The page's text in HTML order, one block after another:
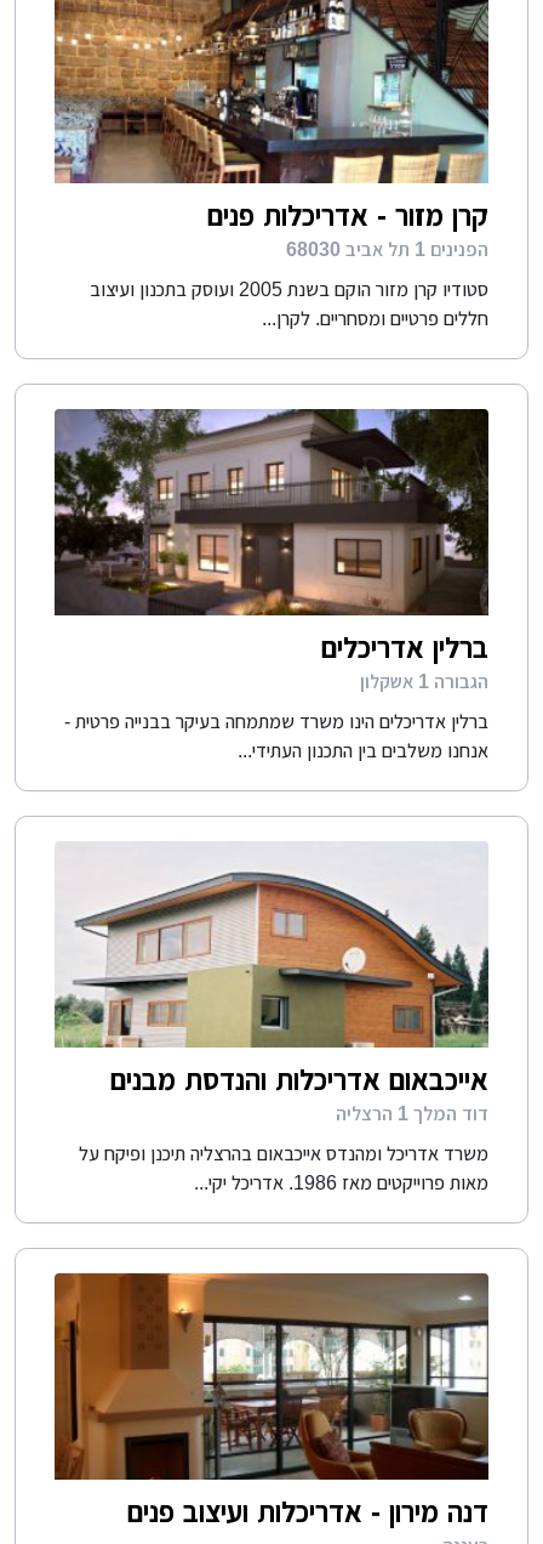
קרן מזור - אדריכלות פנים
הפנינים 1 תל אביב 68030
סטודיו קרן מזור הוקם בשנת 2005 ועוסק בתכנון ועיצוב
חללים פרטיים ומסחריים. לקרן...
ברלין אדריכלים
הגבורה 1 אשקלון
ברלין אדריכלים הינו משרד שמתמחה בעיקר בבנייה פרטית -
אנחנו משלבים בין התכנון העתידי...
אייכבאום אדריכלות והנדסת מבנים
דוד המלך 1 הרצליה
משרד אדריכל ומהנדס אייכבאום בהרצליה תיכנן ופיקח על
מאות פרוייקטים מאז 1986. אדריכל יקי...
דנה מירון - אדריכלות ועיצוב פנים